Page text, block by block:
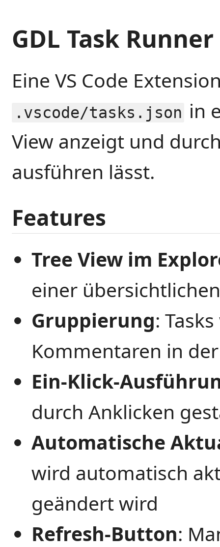
GDL Task Runner
Eine VS Code
.vscode/tasks.json in
View anzeigt und
ausführen lässt.
Features
Tree View im
einer
Gruppierung:
Kommentaren in
Ein-Klick-
durch Anklicken
Automatische
wird automatisch
geändert wird
Refresh-Button: